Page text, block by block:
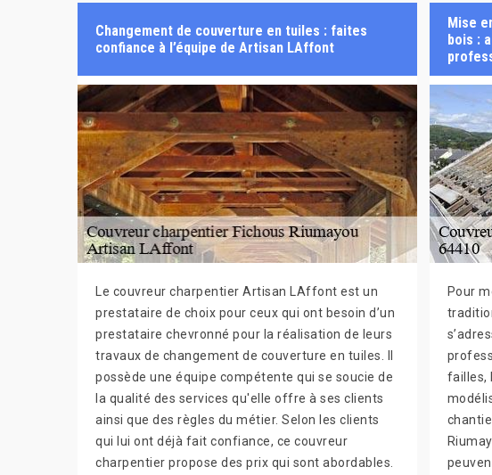
Changement de couverture en tuiles : faites
confiance à l’équipe de Artisan LAffont
Le couvreur charpentier Artisan LAffont est un
prestataire de choix pour ceux qui ont besoin d’un
prestataire chevronné pour la réalisation de leurs
travaux de changement de couverture en tuiles. Il
possède une équipe compétente qui se soucie de
la qualité des services qu'elle offre à ses clients
ainsi que des règles du métier. Selon les clients
qui lui ont déjà fait confiance, ce couvreur
charpentier propose des prix qui sont abordables.
Mise
bois :
Pour
failles,